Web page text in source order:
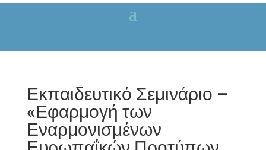
Εκπαιδευτικό Σεμινάριο –
«Εφαρμογή των
Εναρμονισμένων